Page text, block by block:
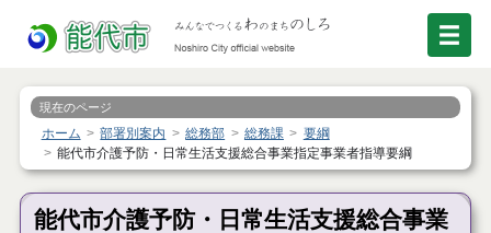
現在のページ
ホーム 部署別案内 総務部 総務課
要綱
能代市介護予防・日常生活支援総合事業指定事業者指導要綱
能代市介護予防・日常生活支援総合事業